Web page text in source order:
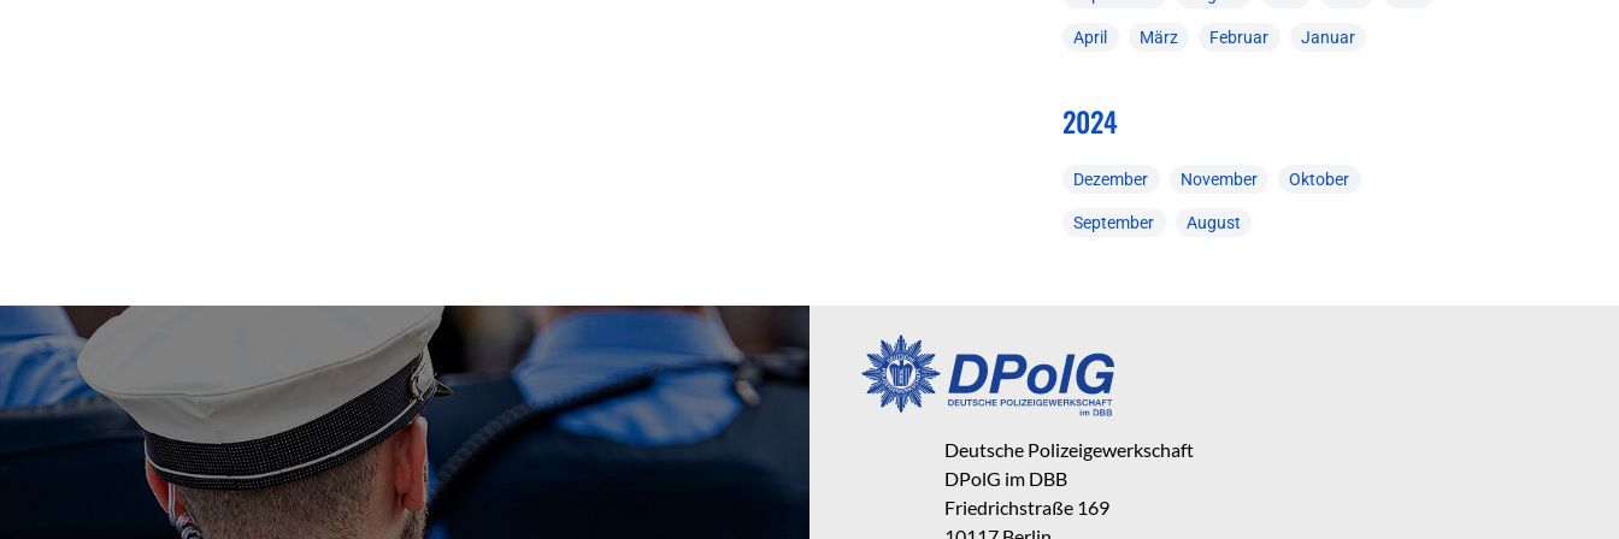
April März Februar Januar
2024
Dezember November Oktober
September August
Deutsche Polizeigewerkschaft
DPolG im DBB
Friedrichstraße 169